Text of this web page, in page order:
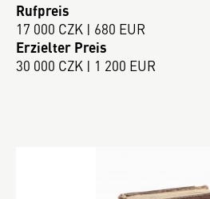
Rufpreis
17 000 CZK | 680 EUR
Erzielter Preis
30 000 CZK | 1 200 EUR